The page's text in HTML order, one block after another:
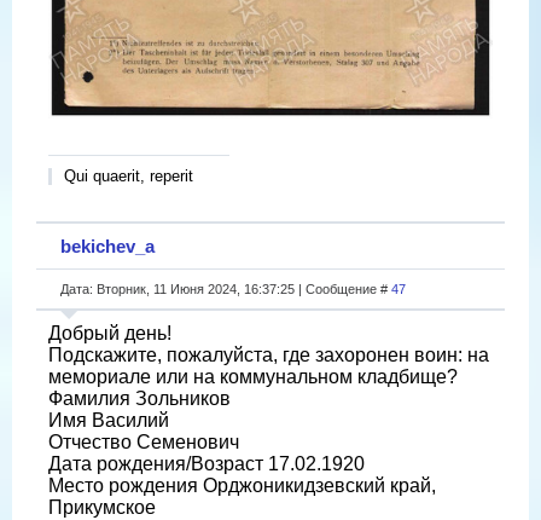
Qui quaerit, reperit
bekichev_a
Дата: Вторник, 11 Июня 2024, 16:37:25 | Сообщение # 47
Добрый день!
Подскажите, пожалуйста, где захоронен воин: на
мемориале или на коммунальном кладбище?
Фамилия Зольников
Имя Василий
Отчество Семенович
Дата рождения/Возраст 17.02.1920
Место рождения Орджоникидзевский край,
Прикумское